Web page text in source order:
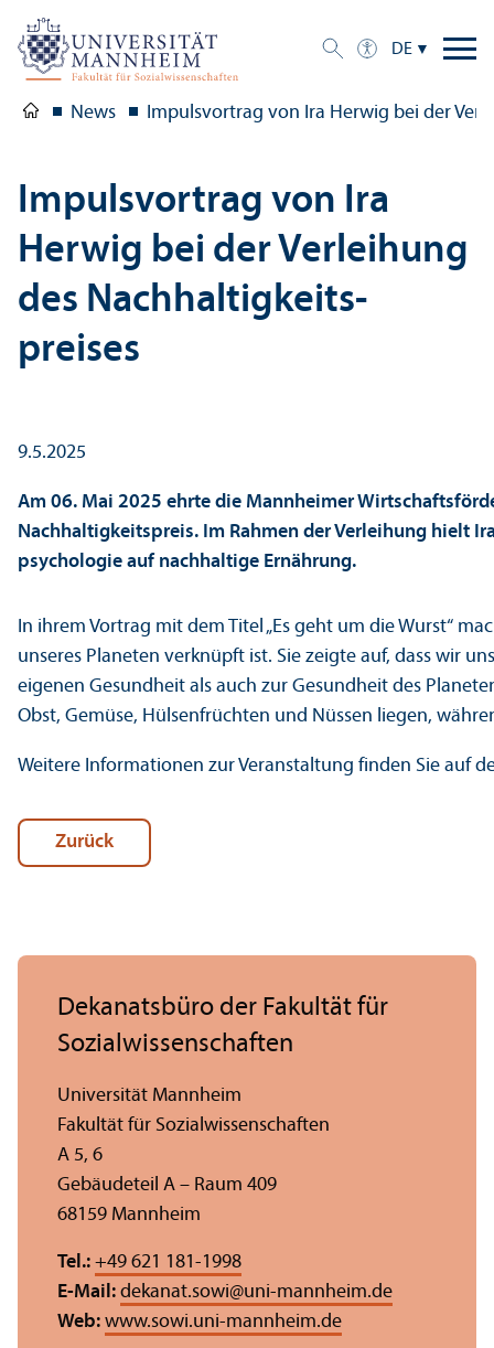
DE
News Impulsvortrag von Ira Herwig bei der
Impulsvortrag von Ira
Herwig bei der Verleihung
des Nachhaltigkeits­
preises
9.5.2025
Am 06. Mai 2025 ehrte die Mannheimer
Nachhaltigkeits­preis. Im Rahmen der Verleihung hielt
psychologie auf nachhaltige Ernährung.
In ihrem Vortrag mit dem Titel „Es geht um die Wurst“
unseres Planeten verknüpft ist. Sie zeigte auf, dass wir
eigenen Gesundheit als auch zur Gesundheit des
Obst, Gemüse, Hülsenfrüchten und Nüssen liegen,
Weitere Informationen zur Veranstaltung finden Sie auf
Zurück
Dekanatsbüro der Fakultät für
Sozial­wissenschaften
Universität Mannheim
Fakultät für Sozial­wissenschaften
A 5, 6
Gebäudeteil A – Raum 409
68159 Mannheim
Tel.: +49 621 181-1998
E-Mail: dekanat.sowi@uni-mannheim.de
Web: www.sowi.uni-mannheim.de